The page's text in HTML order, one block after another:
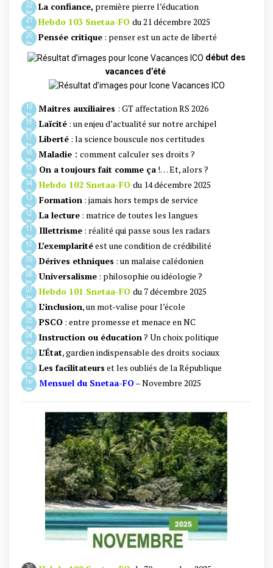
La confiance, première pierre l’éducation
Hebdo 103 Snetaa-FO du 21 décembre 2025
Pensée critique : penser est un acte de liberté
début des
vacances d’été
Maitres auxiliaires : GT affectation RS 2026
Laïcité : un enjeu d’actualité sur notre archipel
Liberté : la science bouscule nos certitudes
Maladie : comment calculer ses droits ?
On a toujours fait comme ça !… Et, alors ?
Hebdo 102 Snetaa-FO du 14 décembre 2025
Formation : jamais hors temps de service
La lecture : matrice de toutes les langues
Illettrisme : réalité qui passe sous les radars
L’exemplaritéest une condition de crédibilité
Dérives ethniques : un malaise calédonien
Universalisme : philosophie ou idéologie ?
Hebdo 101 Snetaa-FO du 7 décembre 2025
L’inclusion, un mot-valise pour l’école
PSCO : entre promesse et menace en NC
Instruction ou éducation? Un choix politique
L’État, gardien indispensable des droits sociaux
Les facilitateurs et les oubliés de la République
Mensuel du Snetaa-FO–Novembre 2025